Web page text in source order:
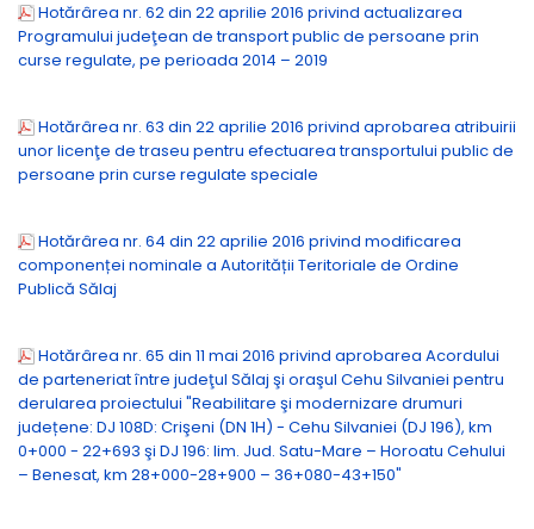
Hotărârea nr. 62 din 22 aprilie 2016 privind actualizarea
Programului judeţean de transport public de persoane prin
curse regulate, pe perioada 2014 – 2019
Hotărârea nr. 63 din 22 aprilie 2016 privind aprobarea atribuirii
unor licenţe de traseu pentru efectuarea transportului public de
persoane prin curse regulate speciale
Hotărârea nr. 64 din 22 aprilie 2016 privind modificarea
componenței nominale a Autorității Teritoriale de Ordine
Publică Sălaj
Hotărârea nr. 65 din 11 mai 2016 privind aprobarea Acordului
de parteneriat între judeţul Sălaj şi oraşul Cehu Silvaniei pentru
derularea proiectului "Reabilitare şi modernizare drumuri
județene: DJ 108D: Crişeni (DN 1H) - Cehu Silvaniei (DJ 196), km
0+000 - 22+693 şi DJ 196: lim. Jud. Satu-Mare – Horoatu Cehului
– Benesat, km 28+000-28+900 – 36+080-43+150"